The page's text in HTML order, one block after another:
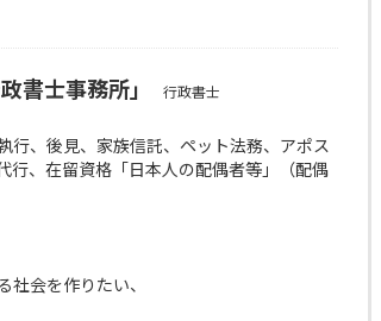
書士事務所」 行政書士
行、後見、家族信託、ペット法務、アポス
行、在留資格「日本人の配偶者等」（配偶
会を作りたい、